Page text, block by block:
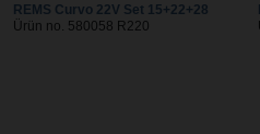
REMS Curvo 22V Set 15+22+28
Ürün no. 580058 R220